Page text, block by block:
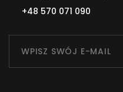
+48 570 071 090